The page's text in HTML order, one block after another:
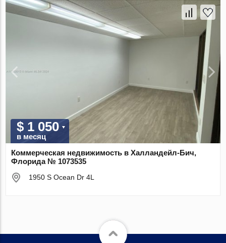
$ 1 050
в месяц
Коммерческая недвижимость в Халландейл-Бич,
Флорида № 1073535
1950 S Ocean Dr 4L